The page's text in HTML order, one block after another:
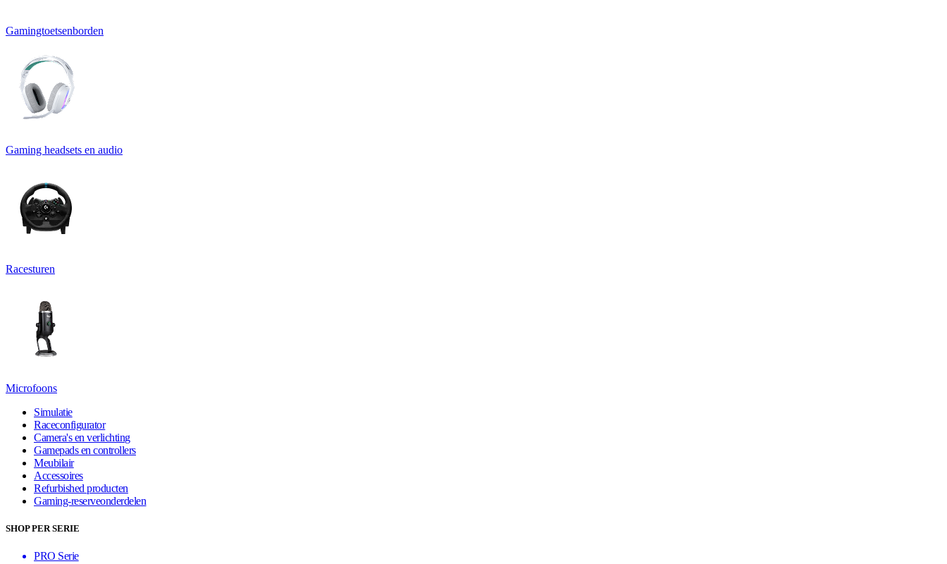
Gamingtoetsenborden
Gaming headsets en audio
Racesturen
Microfoons
Simulatie
Raceconfigurator
Camera's en verlichting
Gamepads en controllers
Meubilair
Accessoires
Refurbished producten
Gaming-reserveonderdelen
SHOP PER SERIE
PRO Serie